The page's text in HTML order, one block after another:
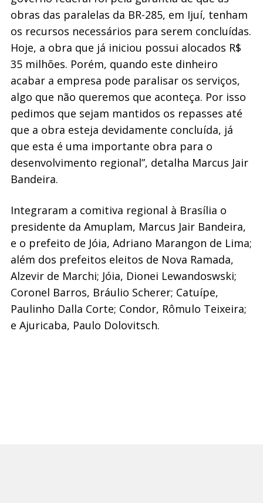
obras das paralelas da BR-285, em Ijuí, tenham
os recursos necessários para serem concluídas.
Hoje, a obra que já iniciou possui alocados R$
35 milhões. Porém, quando este dinheiro
acabar a empresa pode paralisar os serviços,
algo que não queremos que aconteça. Por isso
pedimos que sejam mantidos os repasses até
que a obra esteja devidamente concluída, já
que esta é uma importante obra para o
desenvolvimento regional”, detalha Marcus Jair
Bandeira.
Integraram a comitiva regional à Brasília o
presidente da Amuplam, Marcus Jair Bandeira,
e o prefeito de Jóia, Adriano Marangon de Lima;
além dos prefeitos eleitos de Nova Ramada,
Alzevir de Marchi; Jóia, Dionei Lewandoswski;
Coronel Barros, Bráulio Scherer; Catuípe,
Paulinho Dalla Corte; Condor, Rômulo Teixeira;
e Ajuricaba, Paulo Dolovitsch.